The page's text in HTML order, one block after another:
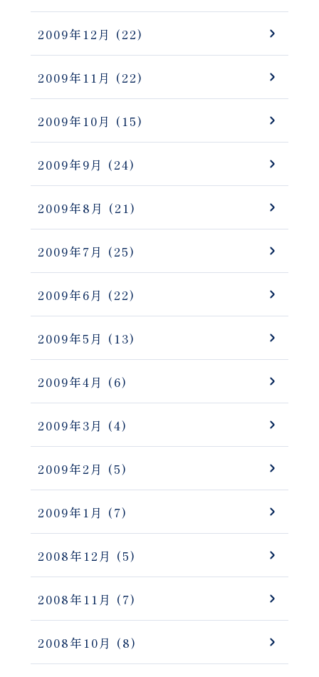
2009年12月 (22)
2009年11月 (22)
2009年10月 (15)
2009年9月 (24)
2009年8月 (21)
2009年7月 (25)
2009年6月 (22)
2009年5月 (13)
2009年4月 (6)
2009年3月 (4)
2009年2月 (5)
2009年1月 (7)
2008年12月 (5)
2008年11月 (7)
2008年10月 (8)